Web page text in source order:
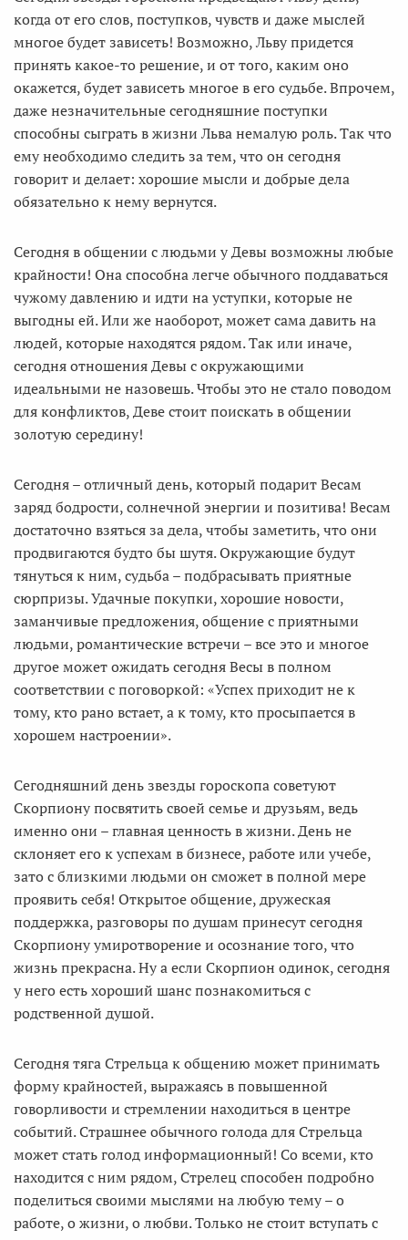
когда от его слов, поступков, чувств и даже мыслей
многое будет зависеть! Возможно, Льву придется
принять какое-то решение, и от того, каким оно
окажется, будет зависеть многое в его судьбе. Впрочем,
даже незначительные сегодняшние поступки
способны сыграть в жизни Льва немалую роль. Так что
ему необходимо следить за тем, что он сегодня
говорит и делает: хорошие мысли и добрые дела
обязательно к нему вернутся.
Сегодня в общении с людьми у Девы возможны любые
крайности! Она способна легче обычного поддаваться
чужому давлению и идти на уступки, которые не
выгодны ей. Или же наоборот, может сама давить на
людей, которые находятся рядом. Так или иначе,
сегодня отношения Девы с окружающими
идеальными не назовешь. Чтобы это не стало поводом
для конфликтов, Деве стоит поискать в общении
золотую середину!
Сегодня – отличный день, который подарит Весам
заряд бодрости, солнечной энергии и позитива! Весам
достаточно взяться за дела, чтобы заметить, что они
продвигаются будто бы шутя. Окружающие будут
тянуться к ним, судьба – подбрасывать приятные
сюрпризы. Удачные покупки, хорошие новости,
заманчивые предложения, общение с приятными
людьми, романтические встречи – все это и многое
другое может ожидать сегодня Весы в полном
соответствии с поговоркой: «Успех приходит не к
тому, кто рано встает, а к тому, кто просыпается в
хорошем настроении».
Сегодняшний день звезды гороскопа советуют
Скорпиону посвятить своей семье и друзьям, ведь
именно они – главная ценность в жизни. День не
склоняет его к успехам в бизнесе, работе или учебе,
зато с близкими людьми он сможет в полной мере
проявить себя! Открытое общение, дружеская
поддержка, разговоры по душам принесут сегодня
Скорпиону умиротворение и осознание того, что
жизнь прекрасна. Ну а если Скорпион одинок, сегодня
у него есть хороший шанс познакомиться с
родственной душой.
Сегодня тяга Стрельца к общению может принимать
форму крайностей, выражаясь в повышенной
говорливости и стремлении находиться в центре
событий. Страшнее обычного голода для Стрельца
может стать голод информационный! Со всеми, кто
находится с ним рядом, Стрелец способен подробно
поделиться своими мыслями на любую тему – о
работе, о жизни, о любви. Только не стоит вступать с